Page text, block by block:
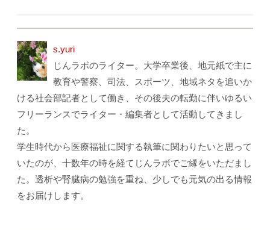
s.yuri
じんラボのライター。大学卒業後、地元紙で主に
教育や警察、司法、スポーツ、地域ネタを追いか
ける社会部記者として働き、その後夫の転勤に伴いゆるい
フリーランスでライター・編集者として活動してきまし
た。
学生時代から医療福祉に関する執筆に関わりたいと思って
いたのが、十数年の時を経てじんラボでご縁をいただまし
た。透析や腎臓病の勉強を重ね、少しでも元気の出る情報
をお届けします。